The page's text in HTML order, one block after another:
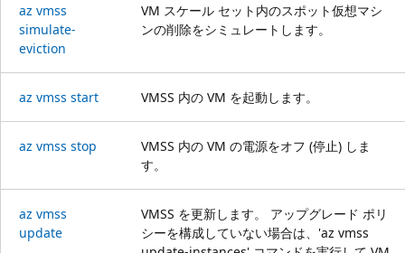
az vmss
simulate-
eviction
VM スケール セット内のスポット仮想マシ
ンの削除をシミュレートします。
az vmss start VMSS 内の VM を起動します。
az vmss stop
VMSS 内の VM の電源をオフ (停止) しま
す。
az vmss
update
VMSS を更新します。 アップグレード ポリ
シーを構成していない場合は、'az vmss